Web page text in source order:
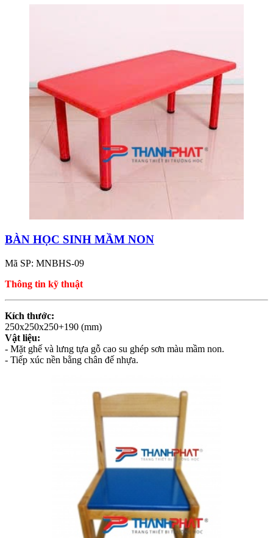
BÀN HỌC SINH MẦM NON
Mã SP: MNBHS-09
Thông tin kỹ thuật
Kích thước:
250x250x250+190 (mm)
Vật liệu:
- Mặt ghế và lưng tựa gỗ cao su ghép sơn màu mầm non.
- Tiếp xúc nền bằng chân đế nhựa.